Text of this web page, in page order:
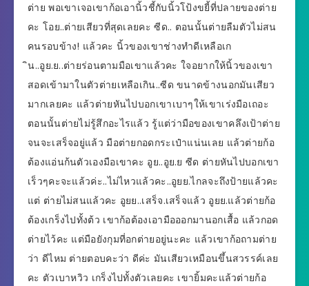
ต่าย พอเขาเจอเขาก้อเอานิ้วชี้กับนิ้วโป้งขยี้ที่ปลายของต่าย
คะ โอย..ต่ายเสียวที่สุดเลยคะ ซีด.. ตอนนั้นต่ายลืมตัวไม่สน
คนรอบข้าง! แล้วคะ นิ้วของเขาช่างทำดีเหลือเก
ิน..อูย.ย..ต่ายร่อนตามมือเขาแล้วคะ ใจอยากให้นิ้วของเขา
สอดเข้ามาในตัวต่ายเหลือเกิน..ซีด ขนาดข้างนอกมันเสียว
มากเลยคะ แล้วต่ายหันไปบอกเขาเบาๆให้เขาเร่งมือเถอะ
ตอนนั้นต่ายไม่รู้สึกอะไรแล้ว รู้แต่ว่ามือของเขาคลึงเป้าต่าย
จนจะเสร็จอยู่แล้ว มือต่ายกอดกระเป๋าแน่นเลย แล้วต่ายก้อ
ต้องแอ่นก้นตัวเองมือเขาคะ อูย..อูย.ย ซีด ต่ายหันไปบอกเขา
เร็วๆคะจะแล้วค่ะ..ไม่ไหวแล้วคะ..อูยย.ไกลจะถึงป้ายแล้วคะ
แต่ ต่ายไม่สนแล้วคะ อูยย..เสร็จ.เสร็จแล้ว อูยย.แล้วต่ายก้อ
ต้องเกร็งไปทั้งต้ว เขาก้อต้องเอามือออกมานอกเสื้อ แล้วกอด
ต่ายไว้คะ แต่มือยังกุมที่อกต่ายอยู่นะคะ แล้วเขาก้อถามต่าย
ว่า ดีไหม ต่ายตอบคะว่า ดีค่ะ มันเสียวเหมือนขึ้นสวรรค์เลย
คะ ตัวเบาหวิว เกร็งไปทั้งตัวเลยคะ เขายิ้มคะแล้วต่ายก้อ